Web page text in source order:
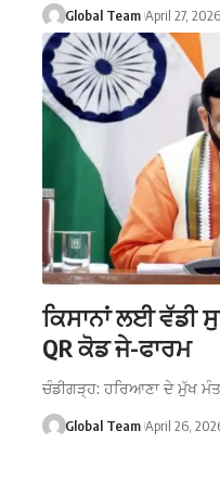
Global Team April 27, 2026
ਕਿਸਾਨਾਂ ਲਈ ਵੱਡੀ
QR ਕੋਡ ਜੇ-ਫਾਰਮ
ਚੰਡੀਗੜ੍ਹ: ਹਰਿਆਣਾ ਦੇ ਮੁੱਖ
Global Team April 26,